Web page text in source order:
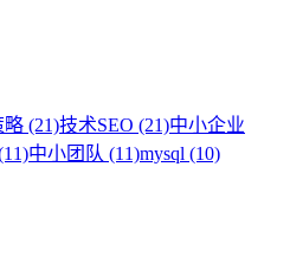
略 (21)技术SEO (21)中小企业
中小团队 (11)mysql (10)